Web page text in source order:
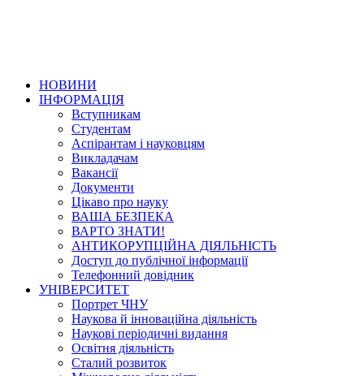
НОВИНИ
ІНФОРМАЦІЯ
Вступникам
Студентам
Аспірантам і науковцям
Викладачам
Вакансії
Документи
Цікаво про науку
ВАША БЕЗПЕКА
ВАРТО ЗНАТИ!
АНТИКОРУПЦІЙНА ДІЯЛЬНІСТЬ
Доступ до публічної інформації
Телефонний довідник
УНІВЕРСИТЕТ
Портрет ЧНУ
Наукова й інноваційна діяльність
Наукові періодичні видання
Освітня діяльність
Сталий розвиток